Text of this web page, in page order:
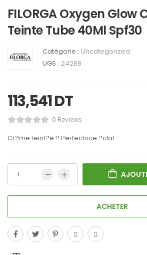
FILORGA Oxygen Glow
Teinte Tube 40Ml Spf30
Catégorie : Uncategorized
UGS : 24288
113,541DT
0 Reviews
Cr?me teint?e ? Perfectrice ?clat
ACHETER